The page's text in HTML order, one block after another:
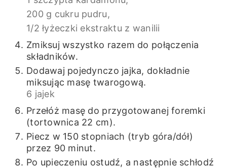
200 g cukru pudru,
1/2 łyżeczki ekstraktu z wanilii
Zmiksuj wszystko razem do połączenia
składników.
Dodawaj pojedynczo jajka, dokładnie
miksując masę twarogową.
6 jajek
Przełóż masę do przygotowanej foremki
(tortownica 22 cm).
Piecz w 150 stopniach (tryb góra/dół)
przez 90 minut.
Po upieczeniu ostudź, a następnie schłodź